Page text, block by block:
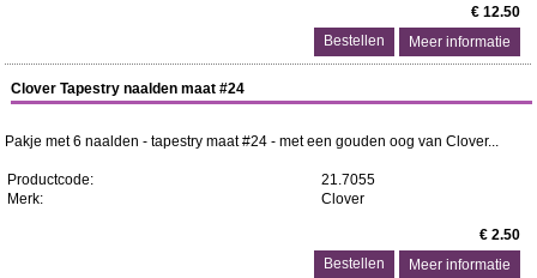
€ 12.50
Meer informatie
Clover Tapestry naalden maat #24
Pakje met 6 naalden - tapestry maat #24 - met een gouden oog van Clover...
Productcode:
21.7055
Merk:
Clover
€ 2.50
Meer informatie